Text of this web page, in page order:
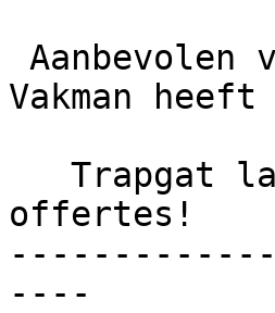
Vakman
offertes!
----